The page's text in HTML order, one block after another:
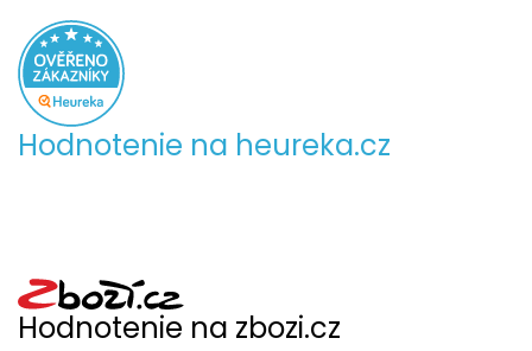
Hodnotenie na heureka.cz
Hodnotenie na zbozi.cz